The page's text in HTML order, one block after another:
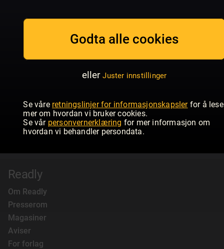
Godta alle cookies
eller Juster innstillinger
Se våre retningslinjer for informasjonskapslerfor å lese
mer om hvordan vi bruker cookies.
Se vår personvernerklæring for mer informasjon om
hvordan vi behandler persondata.
Readly
Om Readly
Presserom
Magasiner
Aviser
For forlag